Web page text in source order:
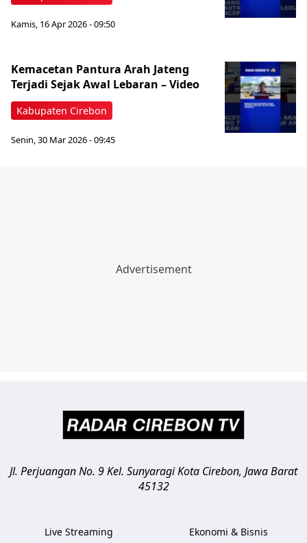
Kamis, 16 Apr 2026 - 09:50
Kabupaten Cirebon
Kemacetan Pantura Arah Jateng
Terjadi Sejak Awal Lebaran – Video
Senin, 30 Mar 2026 - 09:45
Jl. Perjuangan No. 9 Kel. SunyaragiKota Cirebon, Jawa Barat
45132
Live Streaming
Ekonomi & Bisnis